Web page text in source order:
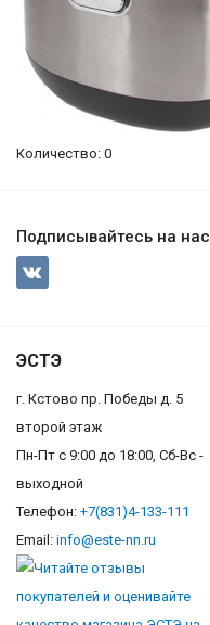
Количество: 0
Подписывайтесь на нас
ЭСТЭ
г. Кстово пр. Победы д. 5
второй этаж
Пн-Пт с 9:00 до 18:00, Сб-Вс -
выходной
Телефон: +7(831)4-133-111
Email: info@este-nn.ru